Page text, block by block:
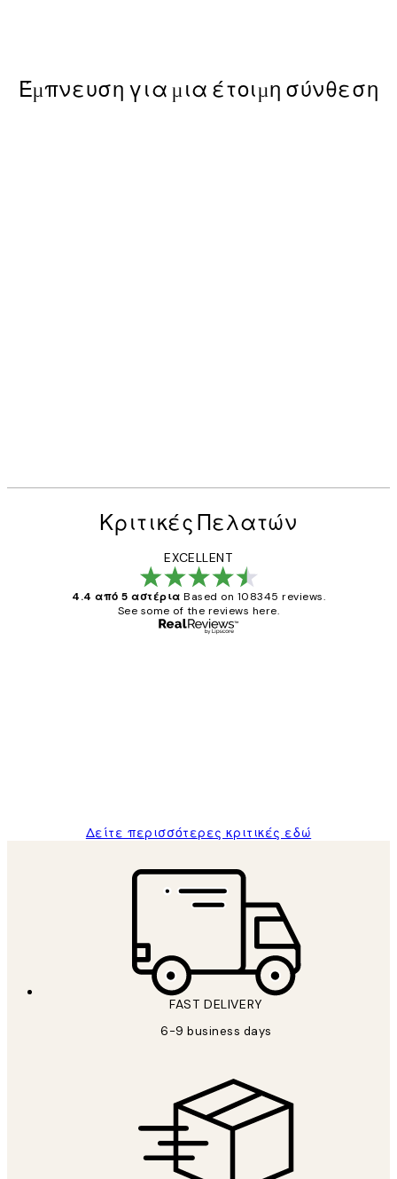
Έμπνευση για μια έτοιμη σύνθεση
Κριτικές Πελατών
EXCELLENT
4.4 από 5 αστέρια Based on 108345 reviews.
See some of the reviews here.
Δείτε περισσότερες κριτικές εδώ
FAST DELIVERY
6-9 business days